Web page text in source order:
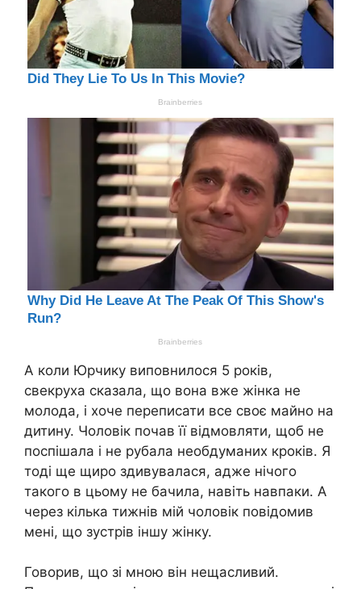
А коли Юрчику виповнилося 5 років,
свекруха сказала, що вона вже жінка не
молода, і хоче переписати все своє майно на
дитину. Чоловік почав її відмовляти, щоб не
поспішала і не рубала необдуманих кроків. Я
тоді ще щиро здивувалася, адже нічого
такого в цьому не бачила, навіть навпаки. А
через кілька тижнів мій чоловік повідомив
мені, що зустрів іншу жінку.
Говорив, що зі мною він нещасливий.